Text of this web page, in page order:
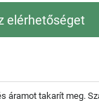
elérhetőséget
takarít meg.